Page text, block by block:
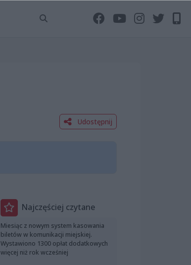
Udostępnij
Najczęściej czytane
Miesiąc z nowym system kasowania
biletów w komunikacji miejskiej.
Wystawiono 1300 opłat dodatkowych
więcej niż rok wcześniej